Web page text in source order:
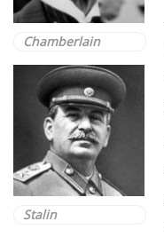
Chamberlain
Stalin